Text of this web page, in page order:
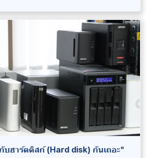
บฮาร์ดดิสก์ (Hard disk) กันเถอะ"